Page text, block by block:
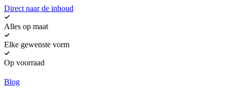
Direct naar de inhoud
Alles op maat
Elke gewenste vorm
Op voorraad
Blog